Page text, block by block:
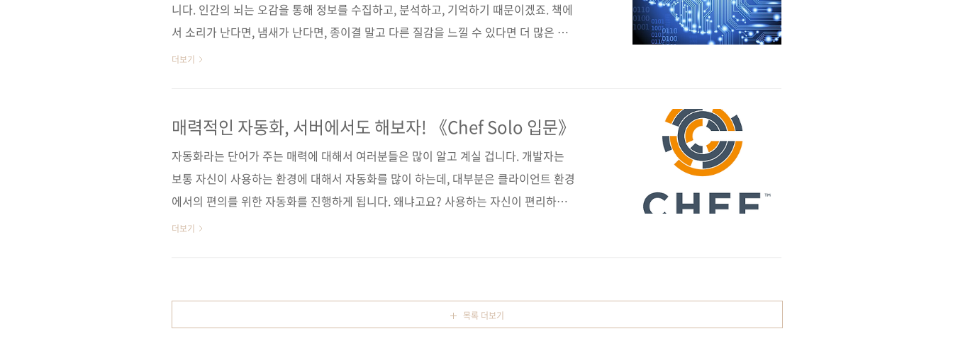
니다. 인간의 뇌는 오감을 통해 정보를 수집하고, 분석하고, 기억하기 때문이겠죠. 책에
서 소리가 난다면, 냄새가 난다면, 종이결 말고 다른 질감을 느낄 수 있다면 더 많은 정
보를 책에서 얻을 수 있을 겁니다. 하지만 아쉽게도 21세기 지구의 종이책은 그러지 못
조》가 일본에서와 마찬가지로 국내 독자들에게도 좋은 평가를 받고 있는 것 같습니다.
추측해 봅니다. 이번에 펴내는 《그림으..
더보기
매력적인 자동화, 서버에서도 해보자! 《Chef Solo 입문》
자동화라는 단어가 주는 매력에 대해서 여러분들은 많이 알고 계실 겁니다. 개발자는
보통 자신이 사용하는 환경에 대해서 자동화를 많이 하는데, 대부분은 클라이언트 환경
에서의 편의를 위한 자동화를 진행하게 됩니다. 왜냐고요? 사용하는 자신이 편리하게
이용할 환경을 구성해야 하기 때문이죠. 그런데 서버의 설정이나 갱신, 그리고 운영 및
스모델(BM)이 좀 다릅니다. 이에 따라 둘 사이에 장단도 좀 갈리는 것 같습니다. 오늘은
더보기
목록 더보기